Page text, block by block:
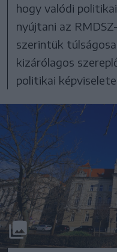
hogy valódi
nyújtani az
szerintük
kizárólagos
politikai